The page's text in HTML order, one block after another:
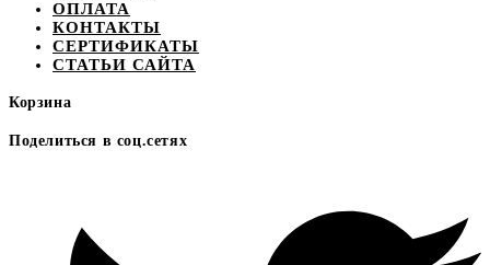
ОПЛАТА
КОНТАКТЫ
СЕРТИФИКАТЫ
СТАТЬИ САЙТА
Корзина
Поделиться в соц.сетях